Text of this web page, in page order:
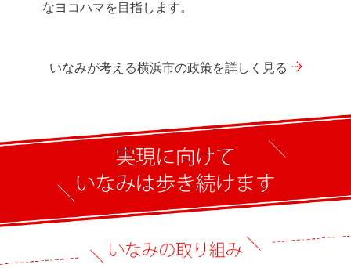
なヨコハマを目指します。
いなみが考える横浜市の政策を詳しく見る